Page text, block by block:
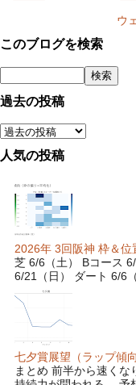
ウ
このブログを検索
過去の投稿
人気の投稿
2026年 3回阪神 枠＆位
芝 6/6（土） Bコース
6/21（日） ダート 6/6
七夕賞展望（ラップ傾
まとめ 前半から速くな